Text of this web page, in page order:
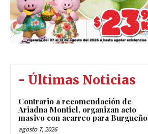
- Últimas Noticias
Contrario a recomendación de
Ariadna Montiel, organizan acto
masivo con acarreo para Burgueño
agosto 7, 2026